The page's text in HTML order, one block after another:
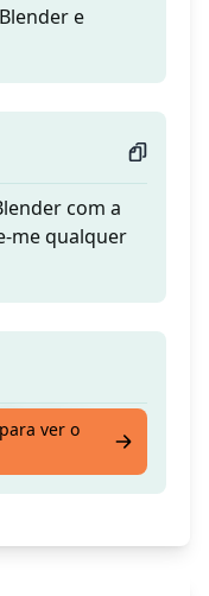
e
com a
me qualquer
e
ver o